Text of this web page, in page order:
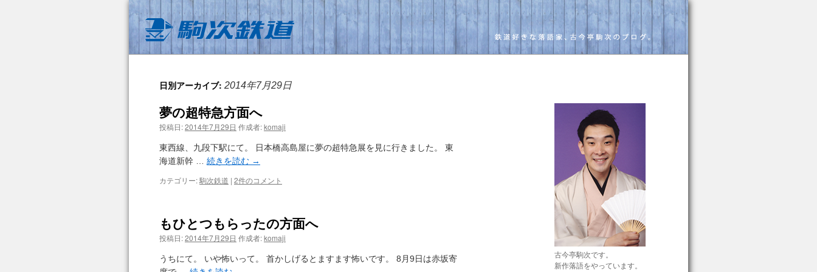
日別アーカイブ: 2014年7月29日
夢の超特急方面へ
投稿日:2014年7月29日 作成者:komaji
東西線、九段下駅にて。 日本橋高島屋に夢の超特急展を見に行きました。 東
海道新幹 … 続きを読む →
カテゴリー:駒次鉄道 | 2件のコメント
もひとつもらったの方面へ
投稿日:2014年7月29日 作成者:komaji
うちにて。 いや怖いって。 首かしげるとますます怖いです。 8月9日は赤坂寄
古今亭駒次です。
新作落語をやっています。